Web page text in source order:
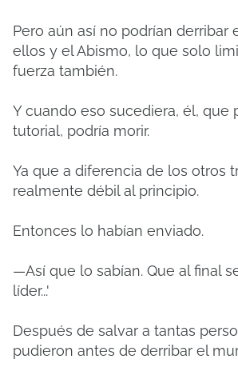
Pero aún así no podrían derribar
ellos y el Abismo, lo que solo
fuerza también.
Y cuando eso sucediera, él, que
tutorial, podría morir.
Ya que a diferencia de los otros
realmente débil al principio.
Entonces lo habían enviado.
—Así que lo sabían. Que al final
líder...'
Después de salvar a tantas
pudieron antes de derribar el